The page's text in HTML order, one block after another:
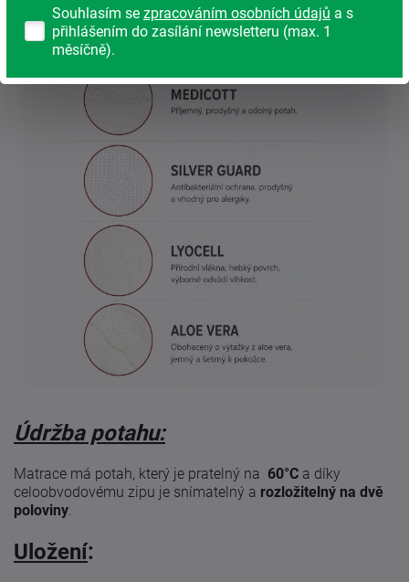
Údržba potahu:
Matrace má potah, který je pratelný na 60°C a díky
celoobvodovému zipu je snímatelný a rozložitelný na dvě
poloviny.
Uložení:
Souhlasím se zpracováním osobních údajů a s
přihlášením do zasílání newsletteru (max. 1
měsíčně).